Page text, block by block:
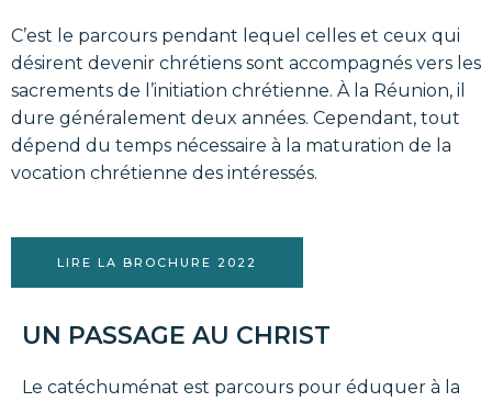
C’est le parcours pendant lequel celles et ceux qui
désirent devenir chrétiens sont accompagnés vers les
sacrements de l’initiation chrétienne. À la Réunion, il
dure généralement deux années. Cependant, tout
dépend du temps nécessaire à la maturation de la
vocation chrétienne des intéressés.
LIRE LA BROCHURE 2022
UN PASSAGE AU CHRIST
Le catéchuménat est parcours pour éduquer à la